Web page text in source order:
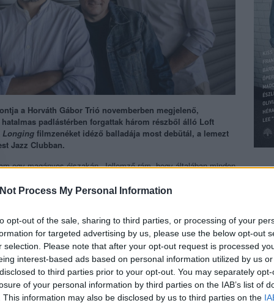
Process My Personal Information
opt-out of the sale, sharing to third parties, or processing of your
for targeted advertising by us, please use the below opt-out
selection. Please note that after your opt-out request is processed
interest-based ads based on personal information utilized by us
to third parties prior to your opt-out. You may separately
of your personal information by third parties on the IAB’s list of
This information may also be disclosed by us to third parties on the
a Horváth Gábor Trió novemberben megjelenő,
padlástérben forgattak három részből álló Loft
Longing filmzenéket idéző balladája most debütál, a lemezt
Jazz Clubban.
egy magányos éjszakán. Jellemző rám, hogy általában minden
a fajta világ kevésbé van jelen a jazz-zenében. Azt hiszem,
már gyermekkorom óta rabul ejtett. Szerintem izgalmas
A dal kézi dobolással indul, mintha egy
nem hangzásában, de ritmusképletében igen, és úgy is
Horváth „Tojás” Gábor, akit a James Webb teleszkóp
a csillagászat. Emiatt és a dalok sokszínű hangzásvilága miatt
vágás nélküli videósorozatot forgattakDarvas Bence
számod? Horváth Tojás Gábor válaszol